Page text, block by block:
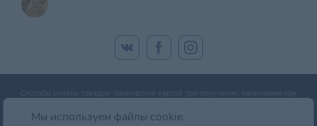
Мы используем файлы cookie.